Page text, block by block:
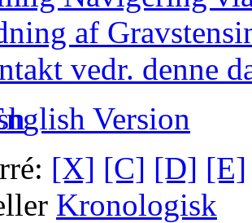
af
vedr. denne
Version
[X] [C] [D] [E]
Kronologisk